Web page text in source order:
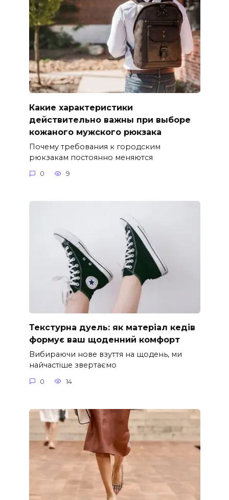
Какие характеристики
действительно важны при выборе
кожаного мужского рюкзака
Почему требования к городским
рюкзакам постоянно меняются
0 9
Текстурна дуель: як матеріал кедів
формує ваш щоденний комфорт
Вибираючи нове взуття на щодень, ми
найчастіше звертаємо
0 14